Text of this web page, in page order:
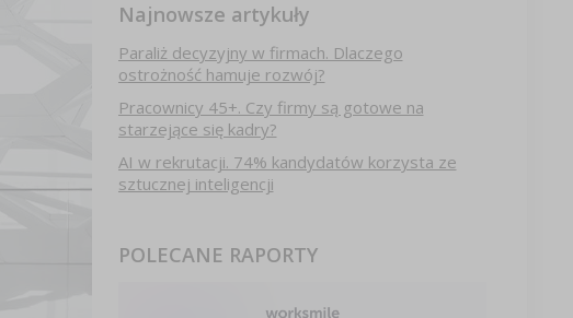
Najnowsze artykuły
Paraliż decyzyjny w firmach. Dlaczego
ostrożność hamuje rozwój?
Pracownicy 45+. Czy firmy są gotowe na
starzejące się kadry?
AI w rekrutacji. 74% kandydatów korzysta ze
sztucznej inteligencji
POLECANE RAPORTY